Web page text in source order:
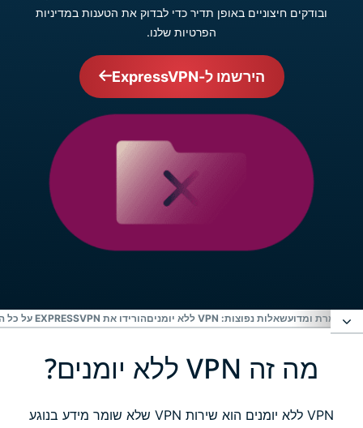
ובודקים חיצוניים באופן תדיר כדי לבדוק את הטענות במדיניות
הפרטיות שלנו.
הירשמו ל-ExpressVPN
שאלות נפוצות: VPN ללא יומנים הורידו את EXPRESSVPN על כל המכשירים שלכם
מה זה VPN ללא יומנים?
ExpressVPN: VPN ללא יומנים שאפשר לבטוח בו
מה זה VPN ללא יומנים?
VPN ללא יומנים הוא שירות VPN שלא שומר מידע בנוגע